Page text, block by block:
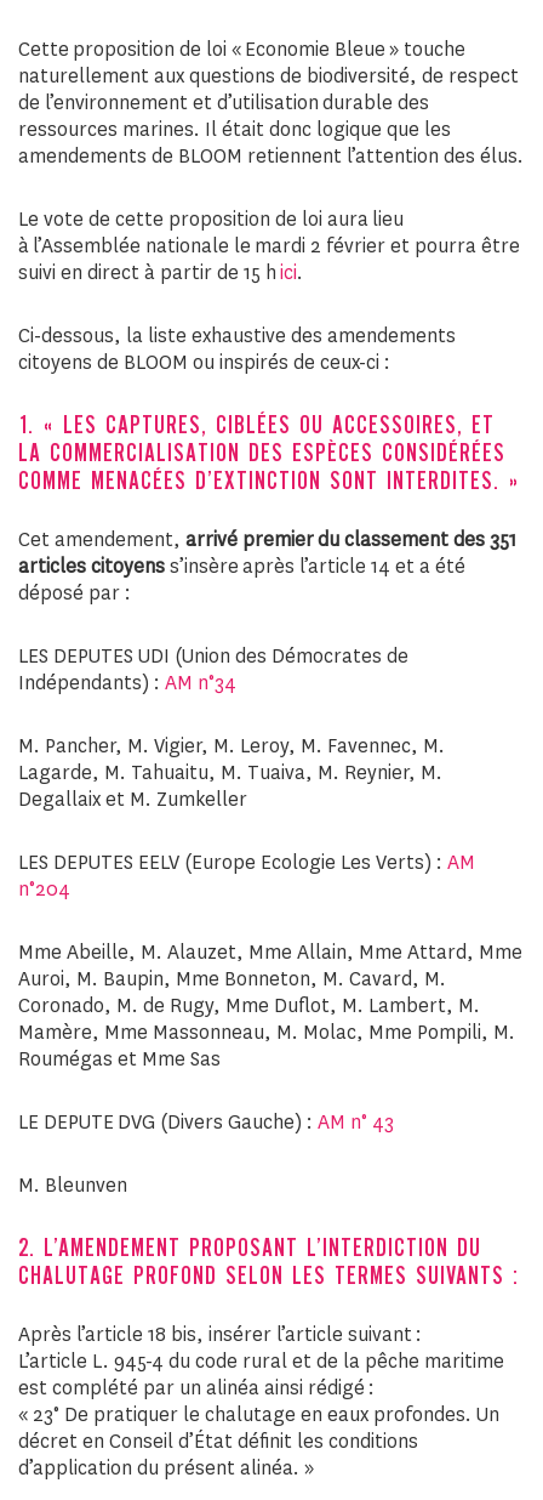
Cette proposition de loi « Economie Bleue » touche
naturellement aux questions de biodiversité, de respect
de l’environnement et d’utilisation durable des
ressources marines. Il était donc logique que les
amendements de BLOOM retiennent l’attention des élus.
Le vote de cette proposition de loi aura lieu
à l’Assemblée nationale le mardi 2 février et pourra être
suivi en direct à partir de 15 hici.
Ci-dessous, la liste exhaustive des amendements
citoyens de BLOOM ou inspirés de ceux-ci :
1. « LES CAPTURES, CIBLÉES OU ACCESSOIRES, ET
LA COMMERCIALISATION DES ESPÈCES CONSIDÉRÉES
COMME MENACÉES D’EXTINCTION SONT INTERDITES. »
Cet amendement, arrivé premier du classement des 351
articles citoyenss’insère après l’article 14 et a été
déposé par :
LES DEPUTES UDI (Union des Démocrates de
Indépendants) : AM n°34
M. Pancher, M. Vigier, M. Leroy, M. Favennec, M.
Lagarde, M. Tahuaitu, M. Tuaiva, M. Reynier, M.
Degallaix et M. Zumkeller
LES DEPUTES EELV (Europe Ecologie Les Verts) : AM
n°204
Mme Abeille, M. Alauzet, Mme Allain, Mme Attard, Mme
Auroi, M. Baupin, Mme Bonneton, M. Cavard, M.
Coronado, M. de Rugy, Mme Duflot, M. Lambert, M.
Mamère, Mme Massonneau, M. Molac, Mme Pompili, M.
Roumégas et Mme Sas
LE DEPUTE DVG (Divers Gauche) : AM n° 43
M. Bleunven
2. L’AMENDEMENT PROPOSANT L’INTERDICTION DU
CHALUTAGE PROFOND SELON LES TERMES SUIVANTS :
Après l’article 18 bis, insérer l’article suivant :
L’article L. 945-4 du code rural et de la pêche maritime
est complété par un alinéa ainsi rédigé :
« 23° De pratiquer le chalutage en eaux profondes. Un
décret en Conseil d’État définit les conditions
d’application du présent alinéa. »